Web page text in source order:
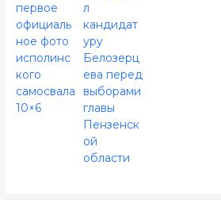
первое
официаль
ное фото
исполинс
кого
самосвала
10×6
л
кандидат
уру
Белозерц
ева перед
выборами
главы
Пензенск
ой
области